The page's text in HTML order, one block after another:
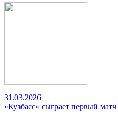
31.03.2026
«Кузбасс» сыграет первый